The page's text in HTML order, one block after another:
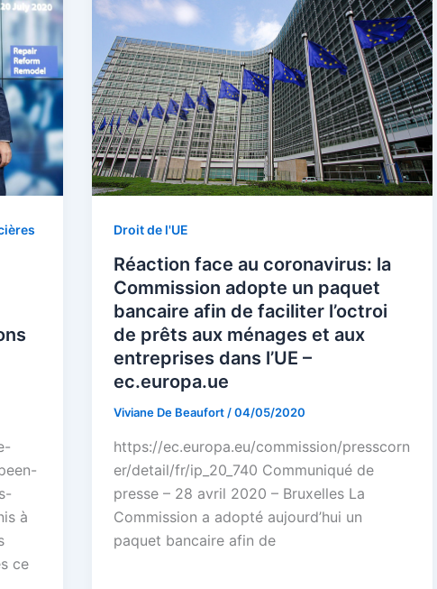
à
ce
Droit de l'UE
Réaction face au coronavirus: la
Commission adopte un paquet
bancaire afin de faciliter l’octroi
de prêts aux ménages et aux
entreprises dans l’UE –
ec.europa.ue
Viviane De Beaufort/04/05/2020
https://ec.europa.eu/commission/presscorn
er/detail/fr/ip_20_740 Communiqué de
presse – 28 avril 2020 – Bruxelles La
Commission a adopté aujourd’hui un
paquet bancaire afin de